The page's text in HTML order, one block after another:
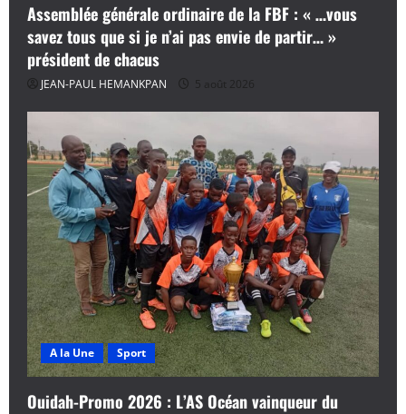
Assemblée générale ordinaire de la FBF : « …vous
savez tous que si je n’ai pas envie de partir… »
président de chacus
JEAN-PAUL HEMANKPAN 5 août 2026
A la Une Sport
Ouidah-Promo 2026 : L’AS Océan vainqueur du